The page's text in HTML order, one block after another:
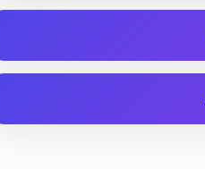
L'Eau de Toilette Rochas
maître parfumeur Maurice
parfum qui célèbre la